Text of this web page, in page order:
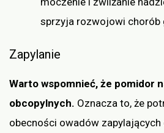
sprzyja rozwojowi chorób
Zapylanie
Warto wspomnieć, że pomidor
obcopylnych. Oznacza to, że
obecności owadów